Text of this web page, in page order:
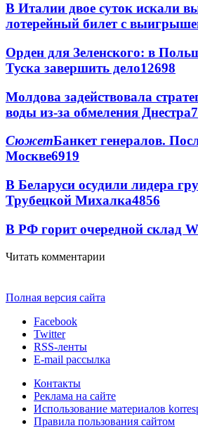
В Италии двое суток искали
лотерейный билет с
Орден для Зеленского: в
Туска завершить дело12698
Молдова задействовала
воды из-за обмеления Днестра
СюжетБанкет генералов.
Москве6919
В Беларуси осудили лидера
Трубецкой Михалка4856
В РФ горит очередной склад
Читать комментарии
Полная версия сайта
Facebook
Twitter
RSS-ленты
E-mail рассылка
Контакты
Реклама на сайте
Использование материалов
Правила пользования сайтом